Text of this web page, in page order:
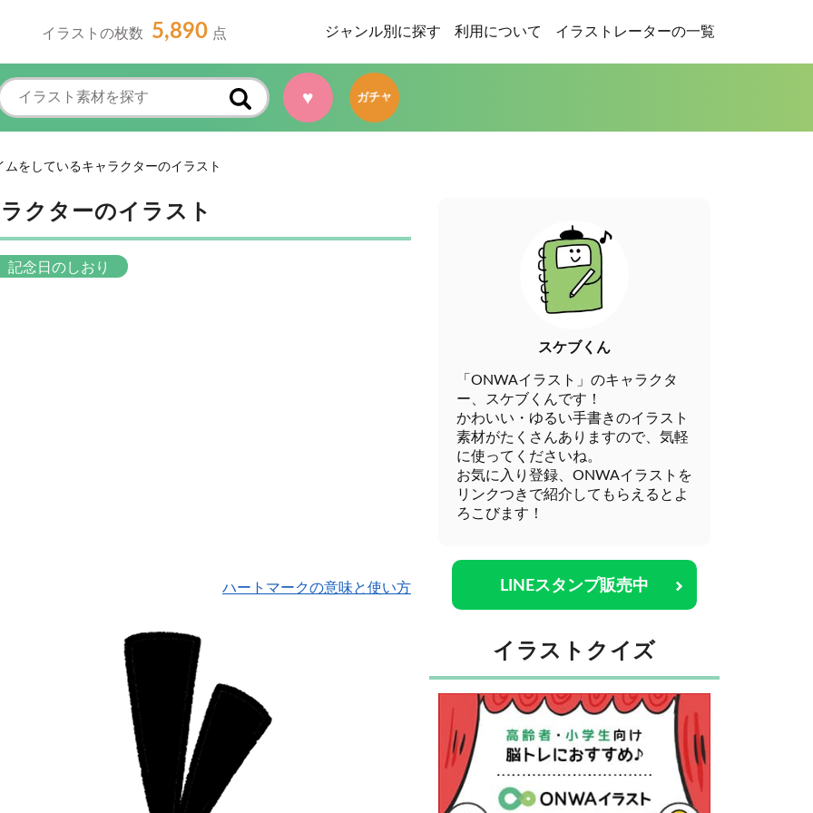
イラストの枚数 5,890 点 ジャンル別に探す 利用について イラストレーターの一覧
♥ ガチャ
ムをしているキャラクターのイラスト
クターのイラスト
記念日のしおり
ハートマークの意味と使い方
スケブくん
「ONWAイラスト」のキャラクタ
ー、スケブくんです！
かわいい・ゆるい手書きのイラスト
素材がたくさんありますので、気軽
に使ってくださいね。
お気に入り登録、ONWAイラストを
リンクつきで紹介してもらえるとよ
ろこびます！
LINEスタンプ販売中
イラストクイズ